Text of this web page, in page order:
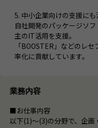
5. 中小企業向けの支援にも
自社開発のパッケージソ
主のIT活用を支援。
「BOOSTER」などのレ
率化に貢献しています。
業務内容
■お仕事内容
以下(1)～(3)の分野で、企画